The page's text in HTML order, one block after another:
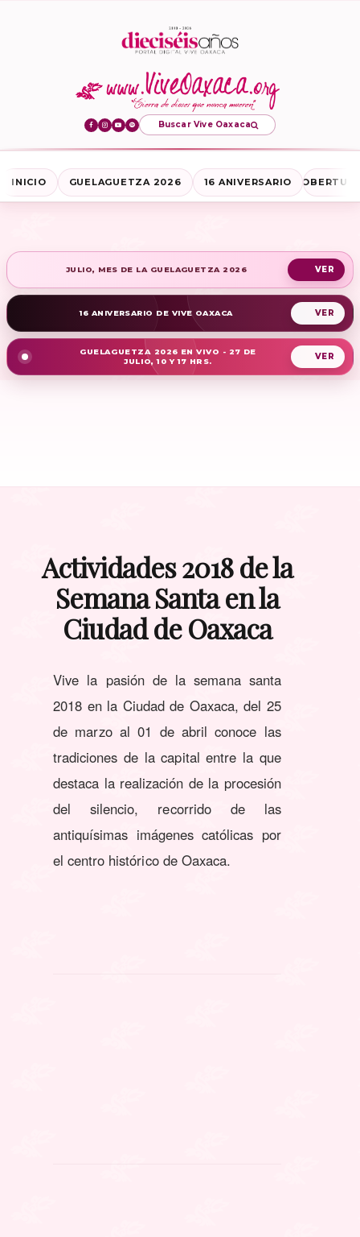
Buscar Vive Oaxaca
INICIO GUELAGUETZA 2026 16 ANIVERSARIO
JULIO, MES DE LA GUELAGUETZA 2026
16 ANIVERSARIO DE VIVE OAXACA
GUELAGUETZA 2026 EN VIVO - 27 DE
JULIO, 10 Y 17 HRS.
Actividades 2018 de la
Semana Santa en la
Ciudad de Oaxaca
Vive la pasión de la semana santa
2018 en la Ciudad de Oaxaca, del 25
de marzo al 01 de abril conoce las
tradiciones de la capital entre la que
destaca la realización de la procesión
del silencio, recorrido de las
antiquísimas imágenes católicas por
el centro histórico de Oaxaca.